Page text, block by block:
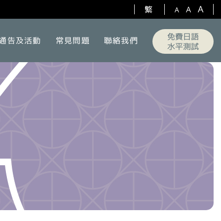
繁 A A A
告及活動 常見問題 聯絡我們
免費日語
水平測試